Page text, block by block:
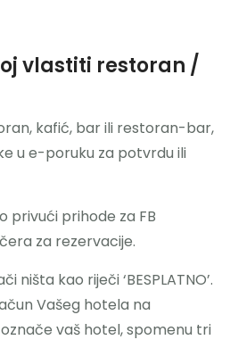
vlastiti restoran /
kafić, bar ili restoran-bar,
u e-poruku za potvrdu ili
privući prihode za FB
za rezervacije.
ništa kao riječi ‘BESPLATNO’.
Vašeg hotela na
vaš hotel, spomenu tri